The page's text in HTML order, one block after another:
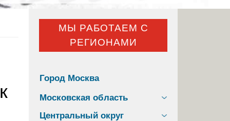
МЫ РАБОТАЕМ С
РЕГИОНАМИ
Город Москва
Московская область
Центральный округ